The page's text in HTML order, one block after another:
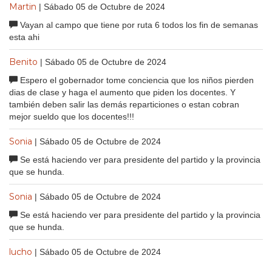
Martin | Sábado 05 de Octubre de 2024
Vayan al campo que tiene por ruta 6 todos los fin de semanas
esta ahi
Benito | Sábado 05 de Octubre de 2024
Espero el gobernador tome conciencia que los niños pierden
dias de clase y haga el aumento que piden los docentes. Y
también deben salir las demás reparticiones o estan cobran
mejor sueldo que los docentes!!!
Sonia | Sábado 05 de Octubre de 2024
Se está haciendo ver para presidente del partido y la provincia
que se hunda.
Sonia | Sábado 05 de Octubre de 2024
Se está haciendo ver para presidente del partido y la provincia
que se hunda.
lucho | Sábado 05 de Octubre de 2024